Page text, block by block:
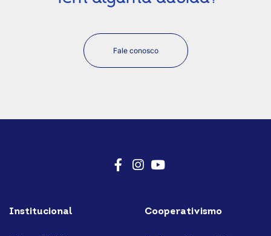
Fale conosco
Institucional Cooperativismo